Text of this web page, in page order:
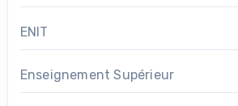
ENIT
Enseignement Supérieur